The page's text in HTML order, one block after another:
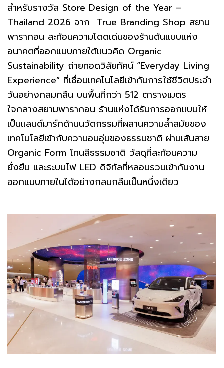
สำหรับรางวัล Store Design of the Year –
Thailand 2026 จาก True Branding Shop สยาม
พารากอน สะท้อนความโดดเด่นของร้านต้นแบบแห่ง
อนาคตที่ออกแบบภายใต้แนวคิด Organic
Sustainability ถ่ายทอดวิสัยทัศน์ “Everyday Living
Experience” ที่เชื่อมเทคโนโลยีเข้ากับการใช้ชีวิตประจำ
วันอย่างกลมกลืน บนพื้นที่กว่า 512 ตารางเมตร
ใจกลางสยามพารากอน ร้านแห่งได้รับการออกแบบให้
เป็นแลนด์มาร์กด้านนวัตกรรมที่ผสานความล้ำสมัยของ
เทคโนโลยีเข้ากับความอบอุ่นของธรรมชาติ ผ่านเส้นสาย
Organic Form โทนสีธรรมชาติ วัสดุที่สะท้อนความ
ยั่งยืน และระบบไฟ LED ดิจิทัลที่หลอมรวมเข้ากับงาน
ออกแบบภายในได้อย่างกลมกลืนเป็นหนึ่งเดียว